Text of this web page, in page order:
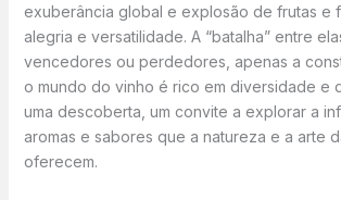
exuberância global e explosão de frutas e
alegria e versatilidade. A “batalha” entre
vencedores ou perdedores, apenas a
o mundo do vinho é rico em diversidade e
uma descoberta, um convite a explorar a
aromas e sabores que a natureza e a arte
oferecem.